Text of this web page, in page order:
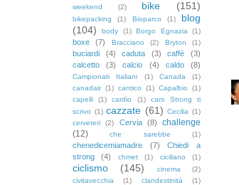
weekend
(2) bike (151)
bikepacking (1) Bioparco (1)
blog
(104)
body (1) Borgo Egnazia (1)
boxe (7) Bracciano (2) Bryton (1)
buciardi (4) caduta (3) caffè
(3)
calcetto
(3) calcio (4) caldo (8)
Campionati Italiani (1) Canada
(1)
canadair (1) cantico (1) Capalbio
(1)
capelli
(1) cardio (1)
caro Strong ti
scrivo (1) cazzate (61) Cecilia (1)
cerveteri
(2) Cervia (8)
challenge
(12)
che sarebbe (1)
chenedicemiamadre (7)
Chiedi a
strong
(4) chmet (1) ciciliano (1)
ciclismo (145) cinema
(2)
civitavecchia
(1) clandestinità
(1)